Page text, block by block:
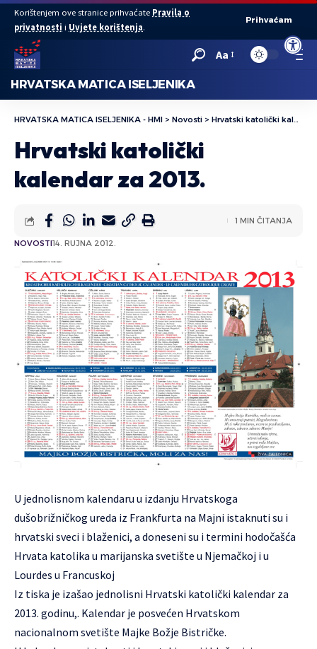
Open
Korištenjem ove stranice prihvaćate Pravila o
privatnosti i Uvjete korištenja.
Prihvaćam
Aa
HRVATSKA MATICA ISELJENIKA
HRVATSKA MATICA ISELJENIKA - HMI > Novosti > Hrvatski katolički kalendar za 2013.
Hrvatski katolički
kalendar za 2013.
NOVOSTI14. RUJNA 2012.
1 MIN ČITANJA
U jednolisnom kalendaru u izdanju Hrvatskoga
dušobrižničkog ureda iz Frankfurta na Majni istaknuti su i
hrvatski sveci i blaženici, a doneseni su i termini hodočašća
Hrvata katolika u marijanska svetište u Njemačkoj i u
Lourdes u Francuskoj
Iz tiska je izašao jednolisni Hrvatski katolički kalendar za
2013. godinu,. Kalendar je posvećen Hrvatskom
nacionalnom svetište Majke Božje Bistričke.